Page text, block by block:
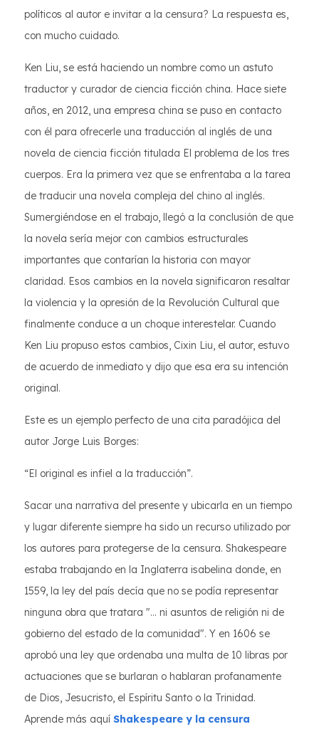
políticos al autor e invitar a la censura? La respuesta es,
con mucho cuidado.
Ken Liu, se está haciendo un nombre como un astuto
traductor y curador de ciencia ficción china. Hace siete
años, en 2012, una empresa china se puso en contacto
con él para ofrecerle una traducción al inglés de una
novela de ciencia ficción titulada El problema de los tres
cuerpos. Era la primera vez que se enfrentaba a la tarea
de traducir una novela compleja del chino al inglés.
Sumergiéndose en el trabajo, llegó a la conclusión de que
la novela sería mejor con cambios estructurales
importantes que contarían la historia con mayor
claridad. Esos cambios en la novela significaron resaltar
la violencia y la opresión de la Revolución Cultural que
finalmente conduce a un choque interestelar. Cuando
Ken Liu propuso estos cambios, Cixin Liu, el autor, estuvo
de acuerdo de inmediato y dijo que esa era su intención
original.
Este es un ejemplo perfecto de una cita paradójica del
autor Jorge Luis Borges:
“El original es infiel a la traducción”.
Sacar una narrativa del presente y ubicarla en un tiempo
y lugar diferente siempre ha sido un recurso utilizado por
los autores para protegerse de la censura. Shakespeare
estaba trabajando en la Inglaterra isabelina donde, en
1559, la ley del país decía que no se podía representar
ninguna obra que tratara "... ni asuntos de religión ni de
gobierno del estado de la comunidad". Y en 1606 se
aprobó una ley que ordenaba una multa de 10 libras por
actuaciones que se burlaran o hablaran profanamente
de Dios, Jesucristo, el Espíritu Santo o la Trinidad.
Aprende más aquí Shakespeare y la censura